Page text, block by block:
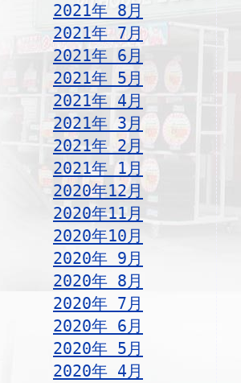
2021年 8月
2021年 7月
2021年 6月
2021年 5月
2021年 4月
2021年 3月
2021年 2月
2021年 1月
2020年12月
2020年11月
2020年10月
2020年 9月
2020年 8月
2020年 7月
2020年 6月
2020年 5月
2020年 4月